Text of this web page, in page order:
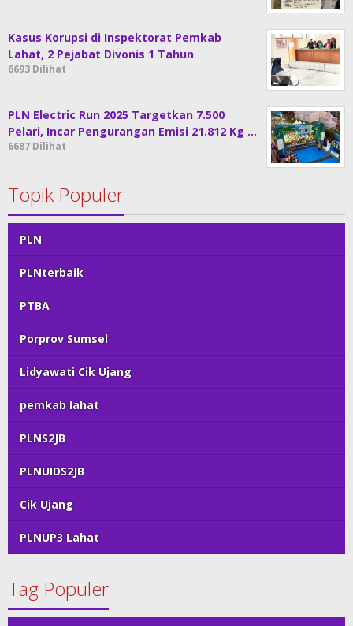
Kasus Korupsi di Inspektorat Pemkab
Lahat, 2 Pejabat Divonis 1 Tahun
6693 Dilihat
PLN Electric Run 2025 Targetkan 7.500
Pelari, Incar Pengurangan Emisi 21.812 Kg …
6687 Dilihat
Topik Populer
PLN
PLNterbaik
PTBA
Porprov Sumsel
Lidyawati Cik Ujang
pemkab lahat
PLNS2JB
PLNUIDS2JB
Cik Ujang
PLNUP3 Lahat
Tag Populer